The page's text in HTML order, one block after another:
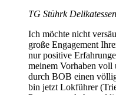
TG Stührk
Ich möchte nicht
große Engagement
nur positive
meinem Vorhaben voll
durch BOB einen
bin jetzt Lokführer